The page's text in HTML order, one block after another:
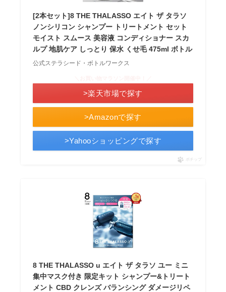
[2本セット]8 THE THALASSO エイト ザ タラソ
ノンシリコン シャンプー トリートメント セット
モイスト スムース 美容液 コンディショナー スカ
ルプ 地肌ケア しっとり 保水 くせ毛 475ml ボトル
公式ステラシード・ボトルワークス
>Amazonで探す
>楽天市場で探す
>Yahooショッピングで探す
ポチップ
8 THE THALASSO u エイト ザ タラソ ユー ミニ
集中マスク付き 限定キット シャンプー&トリート
メント CBD クレンズ バランシング ダメージリペ